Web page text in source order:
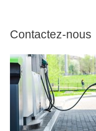
Contactez-nous